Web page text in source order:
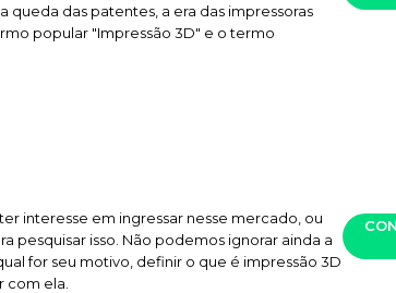
das patentes, a era das impressoras
popular "Impressão 3D" e o termo
interesse em ingressar nesse mercado, ou
pesquisar isso. Não podemos ignorar ainda a
for seu motivo, definir o que é impressão 3D
ela.